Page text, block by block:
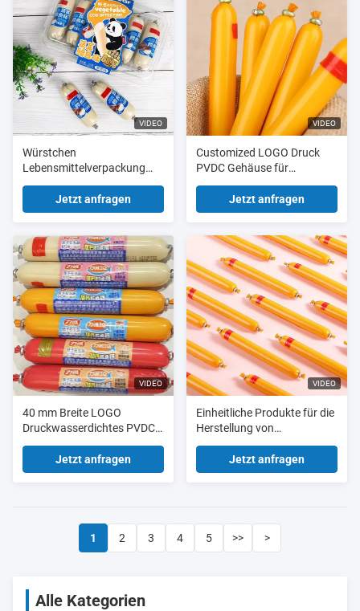
VIDEO
Würstchen
Lebensmittelverpackung
Fim Hochbarriere PVDC
Gehäuse Film für Würstchen
Jetzt anfragen
VIDEO
Customized LOGO Druck
PVDC Gehäuse für
Hochtemperatur Retort
Jetzt anfragen
VIDEO
40 mm Breite LOGO
Druckwasserdichtes PVDC-
Wurstgehäuse für Würste
Jetzt anfragen
VIDEO
Einheitliche Produkte für die
Herstellung von
Schinkenwurst
Jetzt anfragen
1 2 3 4 5 >> >
Alle Kategorien